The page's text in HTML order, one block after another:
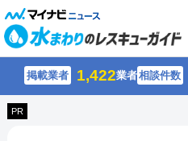
掲載業者 1,422業者相談件数
PR